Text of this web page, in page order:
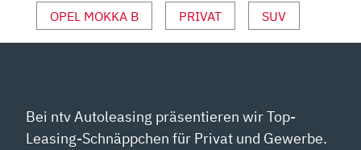
YOUTUBE
ANZEIGEN
OPEL MOKKA B PRIVAT SUV
Bei ntv Autoleasing präsentieren wir Top-
Leasing-Schnäppchen für Privat und Gewerbe.